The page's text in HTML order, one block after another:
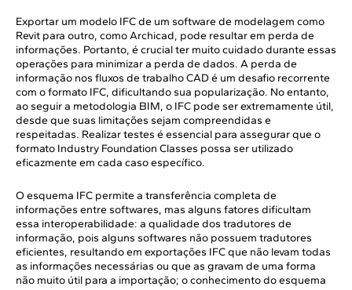
Exportar um modelo IFC de um software de modelagem como
Revit para outro, como Archicad, pode resultar em perda de
informações. Portanto, é crucial ter muito cuidado durante essas
operações para minimizar a perda de dados. A perda de
informação nos fluxos de trabalho CAD é um desafio recorrente
com o formato IFC, dificultando sua popularização. No entanto,
ao seguir a metodologia BIM, o IFC pode ser extremamente útil,
desde que suas limitações sejam compreendidas e
respeitadas. Realizar testes é essencial para assegurar que o
formato Industry Foundation Classes possa ser utilizado
eficazmente em cada caso específico.
O esquema IFC permite a transferência completa de
informações entre softwares, mas alguns fatores dificultam
essa interoperabilidade: a qualidade dos tradutores de
informação, pois alguns softwares não possuem tradutores
eficientes, resultando em exportações IFC que não levam todas
as informações necessárias ou que as gravam de uma forma
não muito útil para a importação; o conhecimento do esquema